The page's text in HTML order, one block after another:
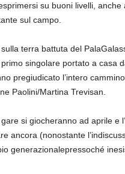
su buoni livelli, anche
sul campo.
terra battuta del
singolare portato a casa
pregiudicato l’intero
Paolini/Martina Trevisan.
si giocheranno ad aprile e
ancora (nonostante
generazionalepressoché